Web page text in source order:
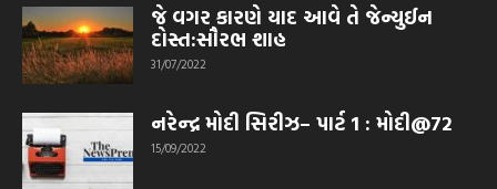
જે વગર કારણે યાદ આવે તે જેન્યુઈન
દોસ્ત:સૌરભ શાહ
31/07/2022
નરેન્દ્ર મોદી સિરીઝ– પાર્ટ ‍‍1 : મોદી@72
15/09/2022